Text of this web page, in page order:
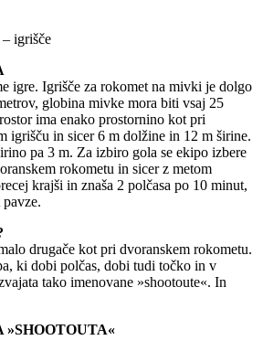
igrišče
igre. Igrišče za rokomet na mivki je dolgo
globina mivke mora biti vsaj 25
ima enako prostornino kot pri
igrišču in sicer 6 m dolžine in 12 m širine.
pa 3 m. Za izbiro gola se ekipo izbere
rokometu in sicer z metom
krajši in znaša 2 polčasa po 10 minut,
drugače kot pri dvoranskem rokometu.
ki dobi polčas, dobi tudi točko in v
tako imenovane »shootoute«. In
»SHOOTOUTA«